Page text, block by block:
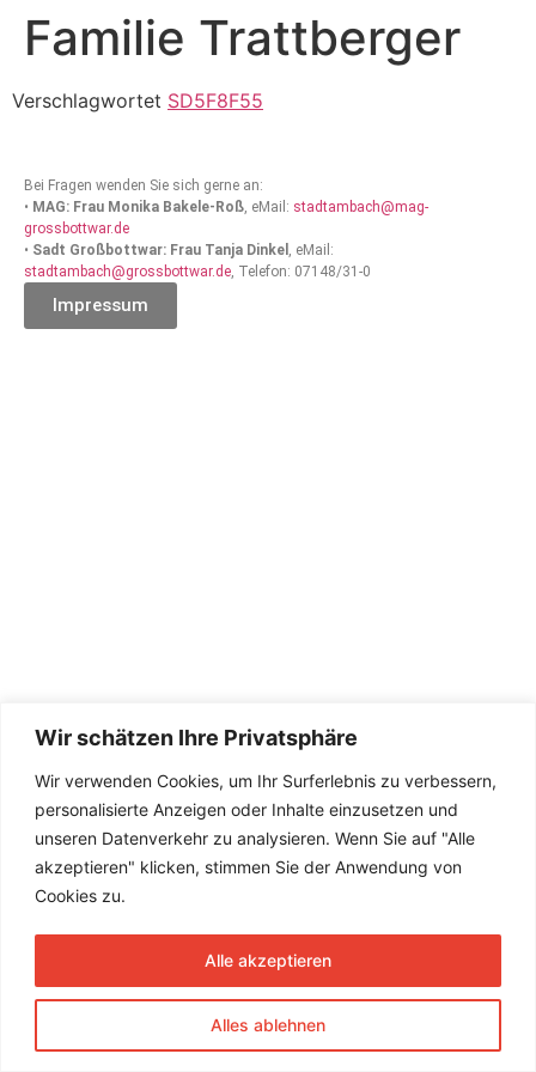
Wir schätzen Ihre Privatsphäre
Wir verwenden Cookies, um Ihr Surferlebnis zu verbessern,
personalisierte Anzeigen oder Inhalte einzusetzen und
unseren Datenverkehr zu analysieren. Wenn Sie auf "Alle
akzeptieren" klicken, stimmen Sie der Anwendung von
Cookies zu.
Alles ablehnen
Alle akzeptieren
Familie Trattberger
Verschlagwortet SD5F8F55
Bei Fragen wenden Sie sich gerne an:
• MAG: Frau Monika Bakele-Roß, eMail: stadtambach@mag-
grossbottwar.de
• Sadt Großbottwar: Frau Tanja Dinkel , eMail:
stadtambach@grossbottwar.de, Telefon: 07148/31-0
Impressum